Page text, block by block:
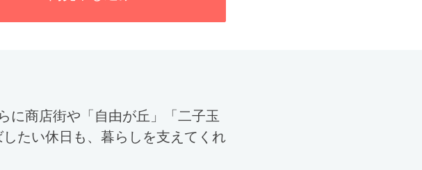
に商店街や「自由が丘」「二子玉
たい休日も、暮らしを支えてくれ